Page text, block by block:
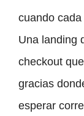
cuando
Una landing
checkout
gracias
esperar